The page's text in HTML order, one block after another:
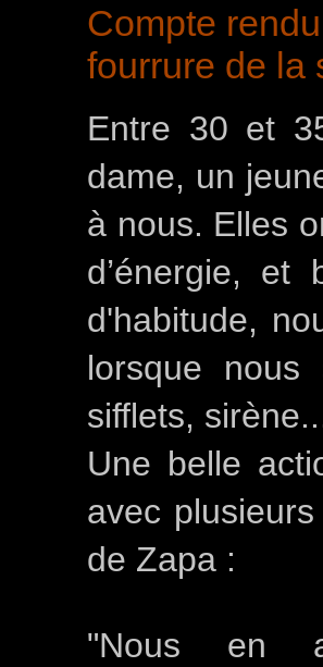
Compte
fourrure de la
Entre 30 et
dame, un
à nous. Elles
d’énergie, et
d'habitude,
lorsque nous
sifflets,
Une belle
avec
de Zapa :
"Nous en